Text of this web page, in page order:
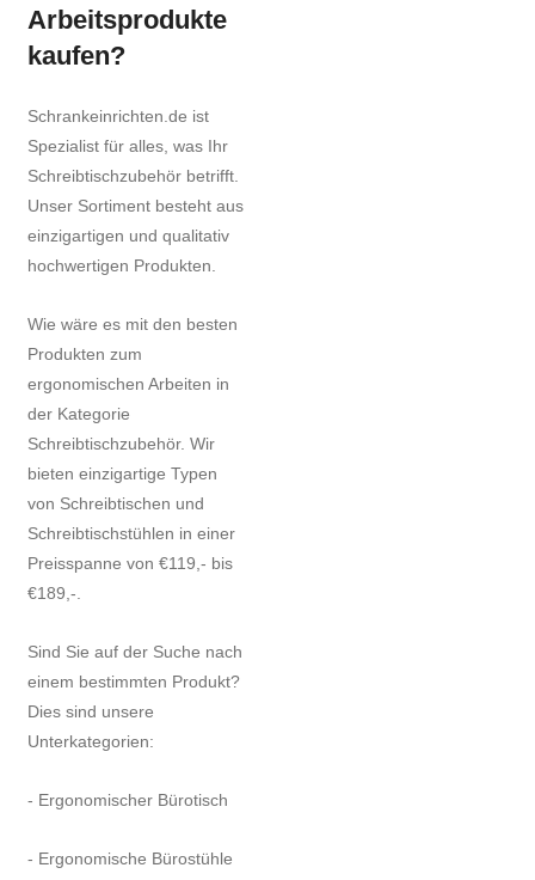
Arbeitsprodukte
kaufen?
Schrankeinrichten.de ist
Spezialist für alles, was Ihr
Schreibtischzubehör betrifft.
Unser Sortiment besteht aus
einzigartigen und qualitativ
hochwertigen Produkten.
Wie wäre es mit den besten
Produkten zum
ergonomischen Arbeiten in
der Kategorie
Schreibtischzubehör. Wir
bieten einzigartige Typen
von Schreibtischen und
Schreibtischstühlen in einer
Preisspanne von €119,- bis
€189,-.
Sind Sie auf der Suche nach
einem bestimmten Produkt?
Dies sind unsere
Unterkategorien:
- Ergonomischer Bürotisch
- Ergonomische Bürostühle